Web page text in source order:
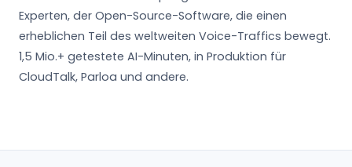
Experten, der Open-Source-Software, die einen
erheblichen Teil des weltweiten Voice-Traffics bewegt.
1,5 Mio.+ getestete AI-Minuten, in Produktion für
CloudTalk, Parloa und andere.